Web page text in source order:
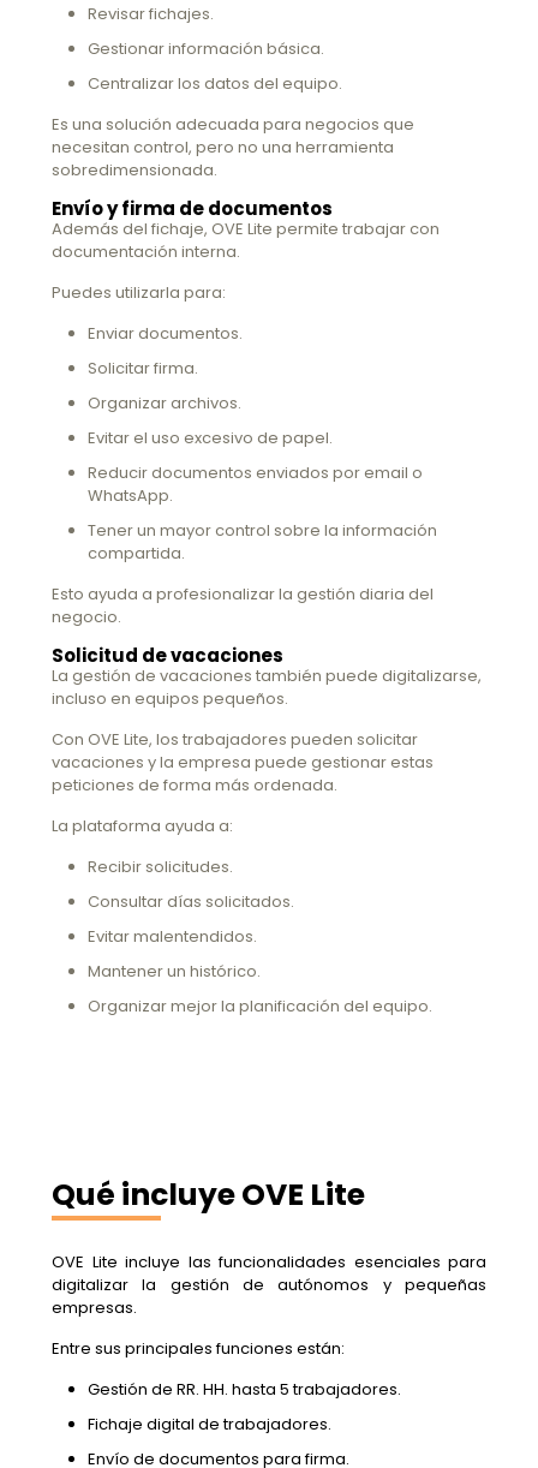
Revisar fichajes.
Gestionar información básica.
Centralizar los datos del equipo.
Es una solución adecuada para negocios que
necesitan control, pero no una herramienta
sobredimensionada.
Envío y firma de documentos
Además del fichaje, OVE Lite permite trabajar con
documentación interna.
Puedes utilizarla para:
Enviar documentos.
Solicitar firma.
Organizar archivos.
Evitar el uso excesivo de papel.
Reducir documentos enviados por email o
WhatsApp.
Tener un mayor control sobre la información
compartida.
Esto ayuda a profesionalizar la gestión diaria del
negocio.
Solicitud de vacaciones
La gestión de vacaciones también puede digitalizarse,
incluso en equipos pequeños.
Con OVE Lite, los trabajadores pueden solicitar
vacaciones y la empresa puede gestionar estas
peticiones de forma más ordenada.
La plataforma ayuda a:
Recibir solicitudes.
Consultar días solicitados.
Evitar malentendidos.
Mantener un histórico.
Organizar mejor la planificación del equipo.
Qué incluye OVE Lite
OVE Lite incluye las funcionalidades esenciales para
digitalizar la gestión de autónomos y pequeñas
empresas.
Entre sus principales funciones están:
Gestión de RR. HH. hasta 5 trabajadores.
Fichaje digital de trabajadores.
Envío de documentos para firma.